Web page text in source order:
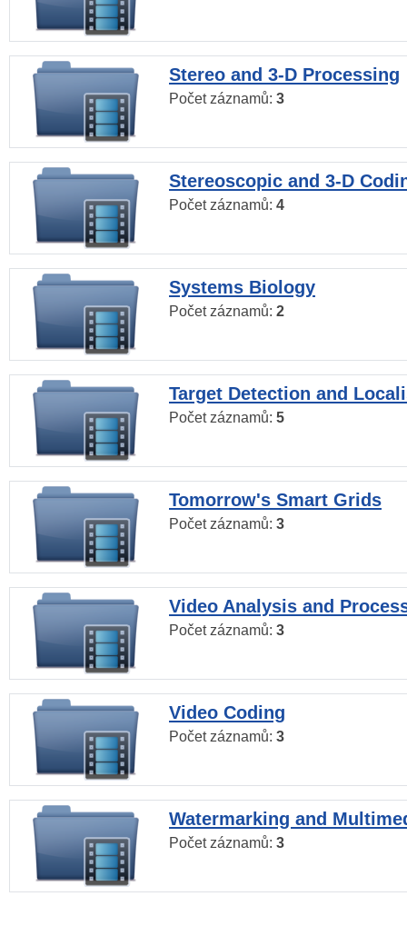
Stereo and 3-D Processing
Počet záznamů: 3
Stereoscopic and 3-D
Počet záznamů: 4
Systems Biology
Počet záznamů: 2
Target Detection and
Počet záznamů: 5
Tomorrow's Smart Grids
Počet záznamů: 3
Video Analysis and
Počet záznamů: 3
Video Coding
Počet záznamů: 3
Watermarking and
Počet záznamů: 3